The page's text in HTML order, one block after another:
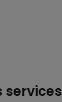
services